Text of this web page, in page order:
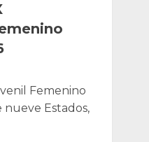
Femenino
Estados,